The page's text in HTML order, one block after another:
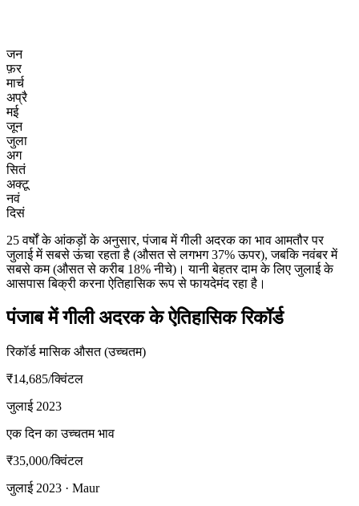
जन
फ़र
मार्च
अप्रै
मई
जून
जुला
अग
सितं
अक्टू
नवं
दिसं
25 वर्षों के आंकड़ों के अनुसार, पंजाब में गीली अदरक का भाव आमतौर पर
जुलाई में सबसे ऊंचा रहता है (औसत से लगभग 37% ऊपर), जबकि नवंबर में
सबसे कम (औसत से करीब 18% नीचे)। यानी बेहतर दाम के लिए जुलाई के
आसपास बिक्री करना ऐतिहासिक रूप से फायदेमंद रहा है।
पंजाब में गीली अदरक के ऐतिहासिक रिकॉर्ड
रिकॉर्ड मासिक औसत (उच्चतम)
₹14,685/क्विंटल
जुलाई 2023
एक दिन का उच्चतम भाव
₹35,000/क्विंटल
जुलाई 2023 · Maur